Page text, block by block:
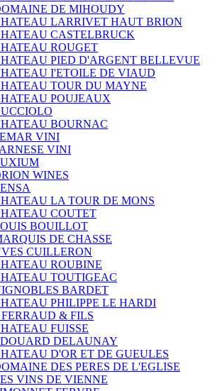
DE MIHOUDY
LARRIVET HAUT BRION
CASTELBRUCK
ROUGET
PIED D'ARGENT BELLEVUE
I'ETOILE DE VIAUD
TOUR DU MAYNE
POUJEAUX
BOURNAC
VINI
VINI
WINES
LA TOUR DE MONS
COUTET
BOUILLOT
DE CHASSE
CUILLERON
ROUBINE
TOUTIGEAC
BARDET
PHILIPPE LE HARDI
FERRAUD & FILS
FUISSE
DELAUNAY
D'OR ET DE GUEULES
DES PERES DE L'EGLISE
VINS DE VIENNE